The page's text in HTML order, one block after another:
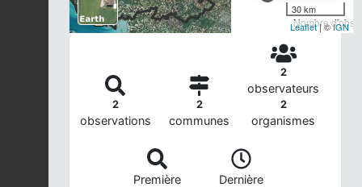
Nombre
30 km
Leaflet| ©IGN
2
observations
2
communes
2
observateurs
2
organismes
Première
Dernière